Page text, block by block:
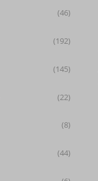
(46)
(192)
(145)
(22)
(8)
(44)